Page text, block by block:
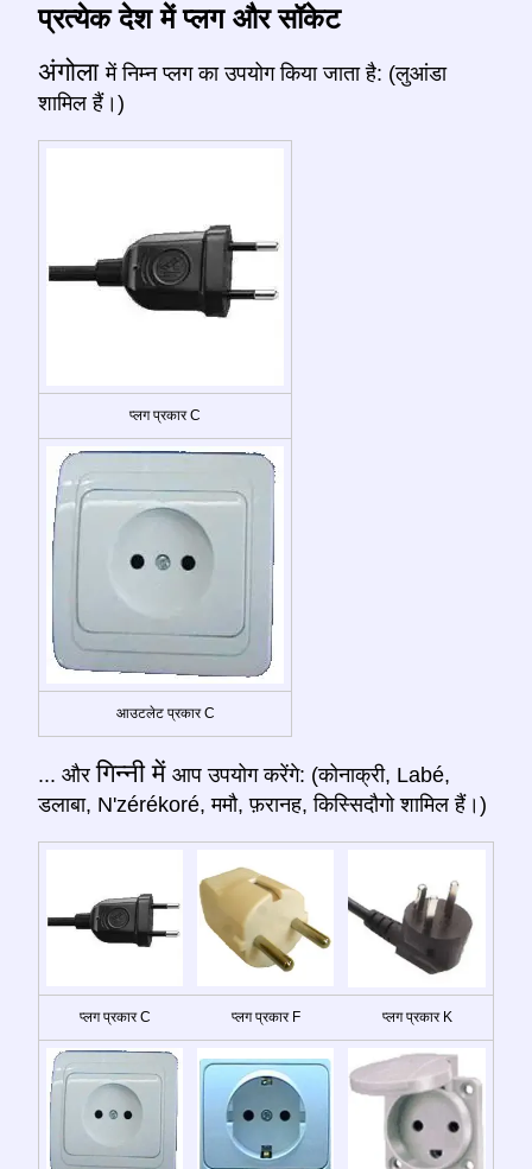
प्रत्येक देश में प्लग और सॉकेट
अंगोलामें निम्न प्लग का उपयोग किया जाता है: (लुआंडा
शामिल हैं।)
प्लग प्रकार C
आउटलेट प्रकार C
... औरगिन्नी में आप उपयोग करेंगे: (कोनाक्री, Labé,
डलाबा, N'zérékoré, ममौ, फ़रानह, किस्सिदौगो शामिल हैं।)
प्लग प्रकार C प्लग प्रकार F प्लग प्रकार K